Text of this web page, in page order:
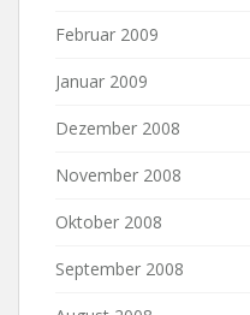
Februar 2009
Januar 2009
Dezember 2008
November 2008
Oktober 2008
September 2008